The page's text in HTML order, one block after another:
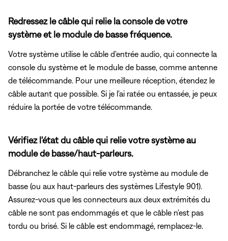
Redressez le câble qui relie la console de votre
système et le module de basse fréquence.
Votre système utilise le câble d'entrée audio, qui connecte la
console du système et le module de basse, comme antenne
de télécommande. Pour une meilleure réception, étendez le
câble autant que possible. Si je l'ai ratée ou entassée, je peux
réduire la portée de votre télécommande.
Vérifiez l'état du câble qui relie votre système au
module de basse/haut-parleurs.
Débranchez le câble qui relie votre système au module de
basse (ou aux haut-parleurs des systèmes Lifestyle 901).
Assurez-vous que les connecteurs aux deux extrémités du
câble ne sont pas endommagés et que le câble n'est pas
tordu ou brisé. Si le câble est endommagé, remplacez-le.